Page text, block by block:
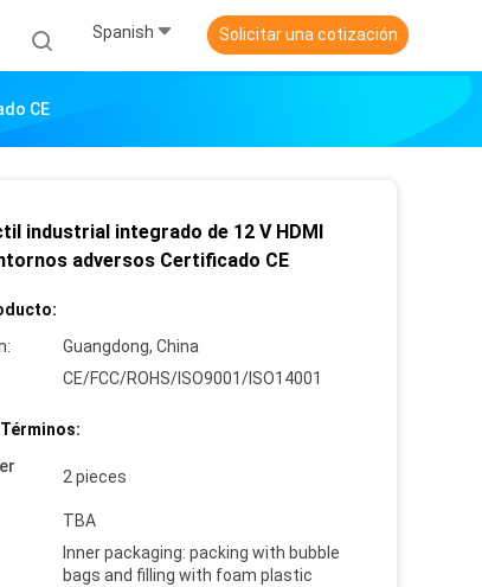
Spanish Solicitar una cotización
CE
industrial integrado de 12 V HDMI
adversos Certificado CE
Guangdong, China
CE/FCC/ROHS/ISO9001/ISO14001
2 pieces
TBA
Inner packaging: packing with bubble
bags and filling with foam plastic